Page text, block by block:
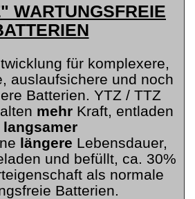
WARTUNGSFREIE
für komplexere,
auslaufsichere und noch
Batterien. YTZ / TTZ
mehrKraft, entladen
langsamer
längere Lebensdauer,
und befüllt, ca. 30%
als normale
Batterien.